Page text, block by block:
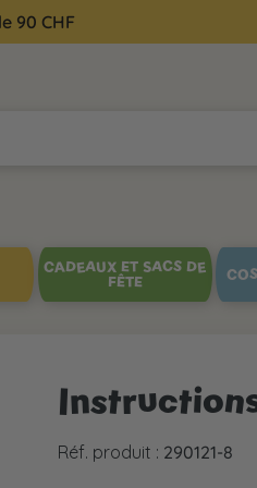
90 CHF
CADEAUX ET SACS DE
FÊTE
Réf. produit : 290121-8